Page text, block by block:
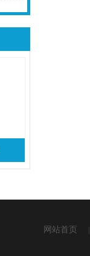
网站首页